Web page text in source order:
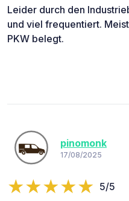
Leider durch den
und viel frequentiert.
PKW belegt.
pinomonk
17/08/2025
5/5